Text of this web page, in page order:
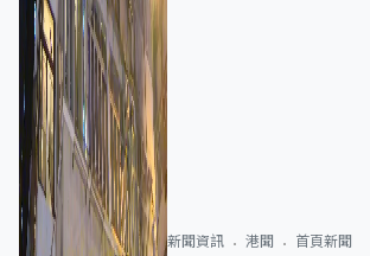
新聞資訊 港聞 首頁新聞